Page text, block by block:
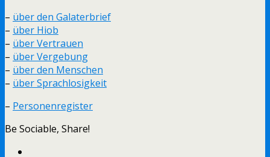
– über den Galaterbrief
– über Hiob
– über Vertrauen
– über Vergebung
– über den Menschen
– über Sprachlosigkeit
– Personenregister
Be Sociable, Share!